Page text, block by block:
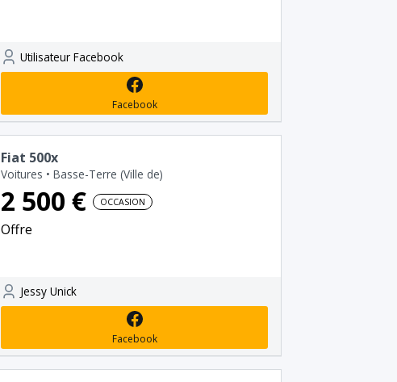
Utilisateur Facebook
Facebook
Fiat 500x
Voitures • Basse-Terre (Ville de)
2 500 € OCCASION
Offre
Jessy Unick
Facebook